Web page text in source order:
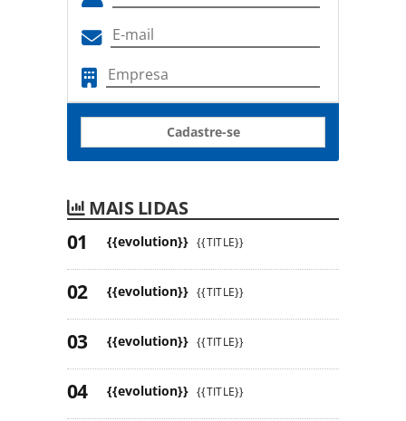
Cadastre-se
MAIS LIDAS
{{evolution}} {{TITLE}}
{{evolution}} {{TITLE}}
{{evolution}} {{TITLE}}
{{evolution}} {{TITLE}}